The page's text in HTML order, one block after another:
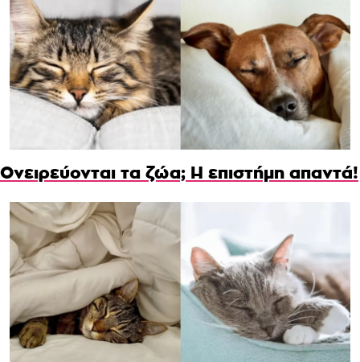
Ονειρεύονται τα ζώα; Η επιστήμη απαντά!